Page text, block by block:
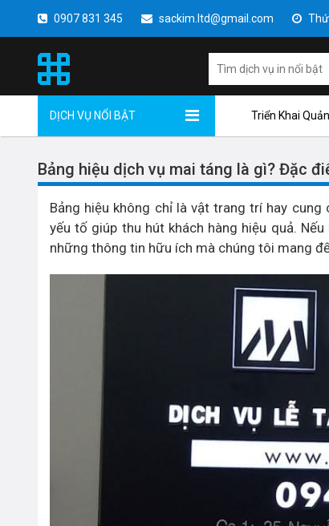
0907 831 345 sackim.ltd@gmail.com Thứ
DỊCH VỤ NỔI BẬT Triển Khai
Bảng hiệu dịch vụ mai táng là gì? Đặc
Bảng hiệu không chỉ là vật trang trí hay
yếu tố giúp thu hút khách hàng hiệu quả.
những thông tin hữu ích mà chúng tôi mang